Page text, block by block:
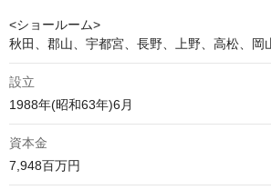
<ショールーム>
秋田、郡山、宇都宮、長野、上野、高松、岡
設立
1988年(昭和63年)6月
資本金
7,948百万円